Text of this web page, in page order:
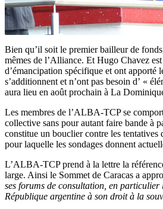
Bien qu’il soit le premier bailleur de
mêmes de l’Alliance. Et Hugo Chavez
d’émancipation spécifique et ont
s’additionnent et n’ont pas besoin d’ «
aura lieu en août prochain à La
Les membres de l’ALBA-TCP se
collective sans pour autant faire bande à
constitue un bouclier contre les tentatives
pour laquelle les sondages donnent
L’ALBA-TCP prend à la lettre la
large. Ainsi le Sommet de Caracas a
ses forums de consultation, en
République argentine à son droit à la